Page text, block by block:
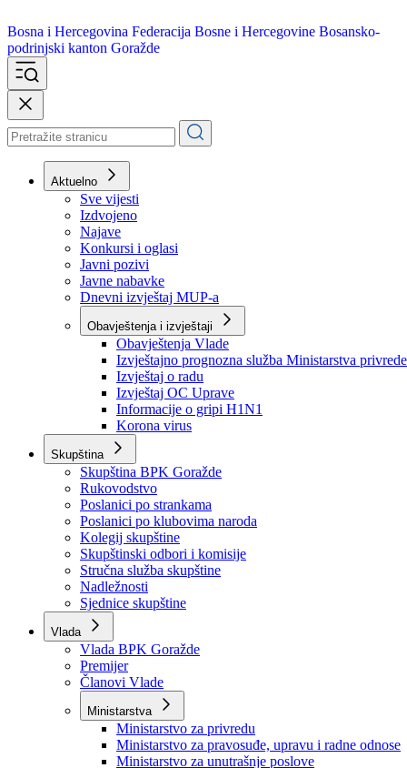
Bosna i Hercegovina
podrinjski kanton Goražde
Aktuelno
Sve vijesti
Izdvojeno
Najave
Konkursi i oglasi
Javni pozivi
Javne nabavke
Dnevni izvještaj MUP-a
Obavještenja i izvještaji
Obavještenja Vlade
Izvještajno prognozna služba Ministarstva privrede
Izvještaj o radu
Izvještaj OC Uprave
Informacije o gripi H1N1
Korona virus
Skupština
Skupština BPK Goražde
Rukovodstvo
Poslanici po strankama
Poslanici po klubovima naroda
Kolegij skupštine
Skupštinski odbori i komisije
Stručna služba skupštine
Nadležnosti
Sjednice skupštine
Vlada
Vlada BPK Goražde
Premijer
Članovi Vlade
Ministarstva